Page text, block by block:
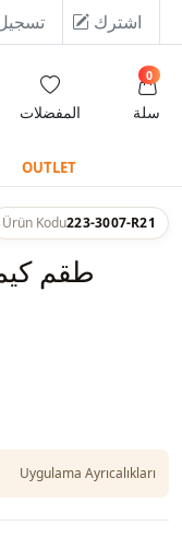
اشترك
المفضلات سلة
0
OUTLET
Ürün Kodu223-3007-R21
طقم
Uygulama Ayrıcalıkları